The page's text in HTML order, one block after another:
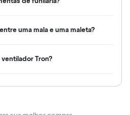
uma mala e uma maleta?
Tron?